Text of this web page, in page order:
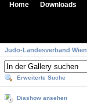
Home Downloads
Judo-Landesverband Wien
Erweiterte Suche
Diashow ansehen